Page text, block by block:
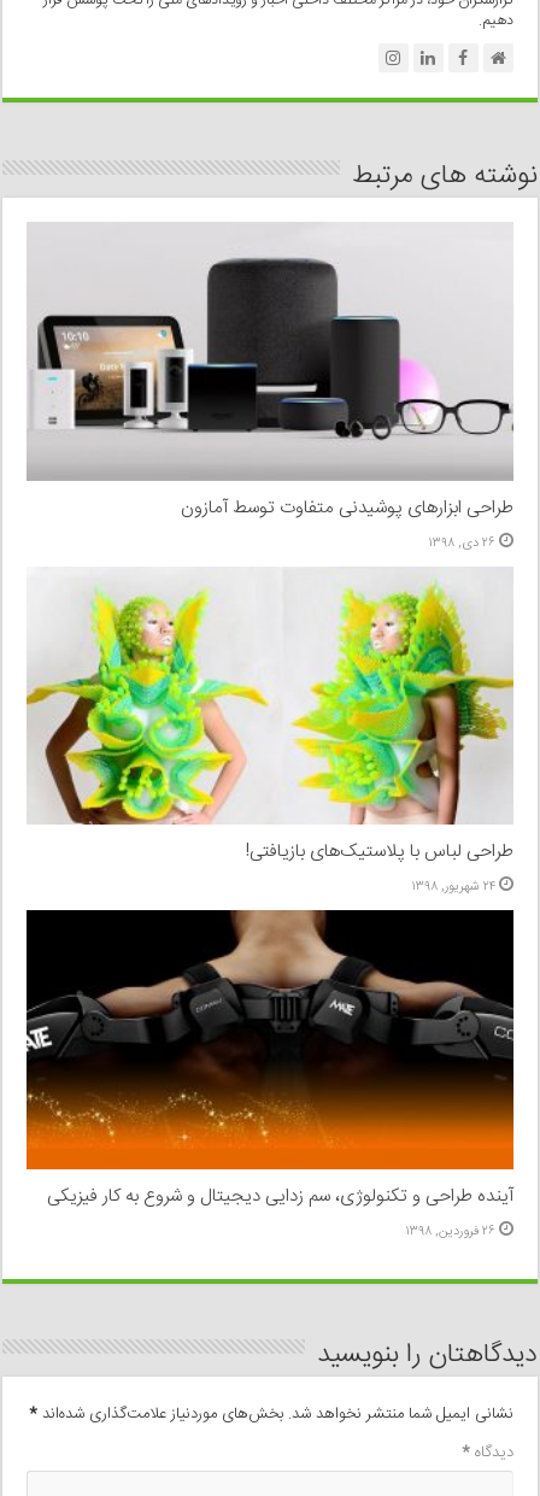
دهیم.
نوشته های مرتبط
طراحی ابزارهای پوشیدنی متفاوت توسط آمازون
۲۶ دی, ۱۳۹۸
طراحی لباس با پلاستیک‌های بازیافتی!
۲۴ شهریور, ۱۳۹۸
آینده طراحی و تکنولوژی، سم زدایی دیجیتال و شروع به کار فیزیکی
۲۶ فروردین, ۱۳۹۸
دیدگاهتان را بنویسید
نشانی ایمیل شما منتشر نخواهد شد. بخش‌های موردنیاز علامت‌گذاری شده‌اند*
دیدگاه*